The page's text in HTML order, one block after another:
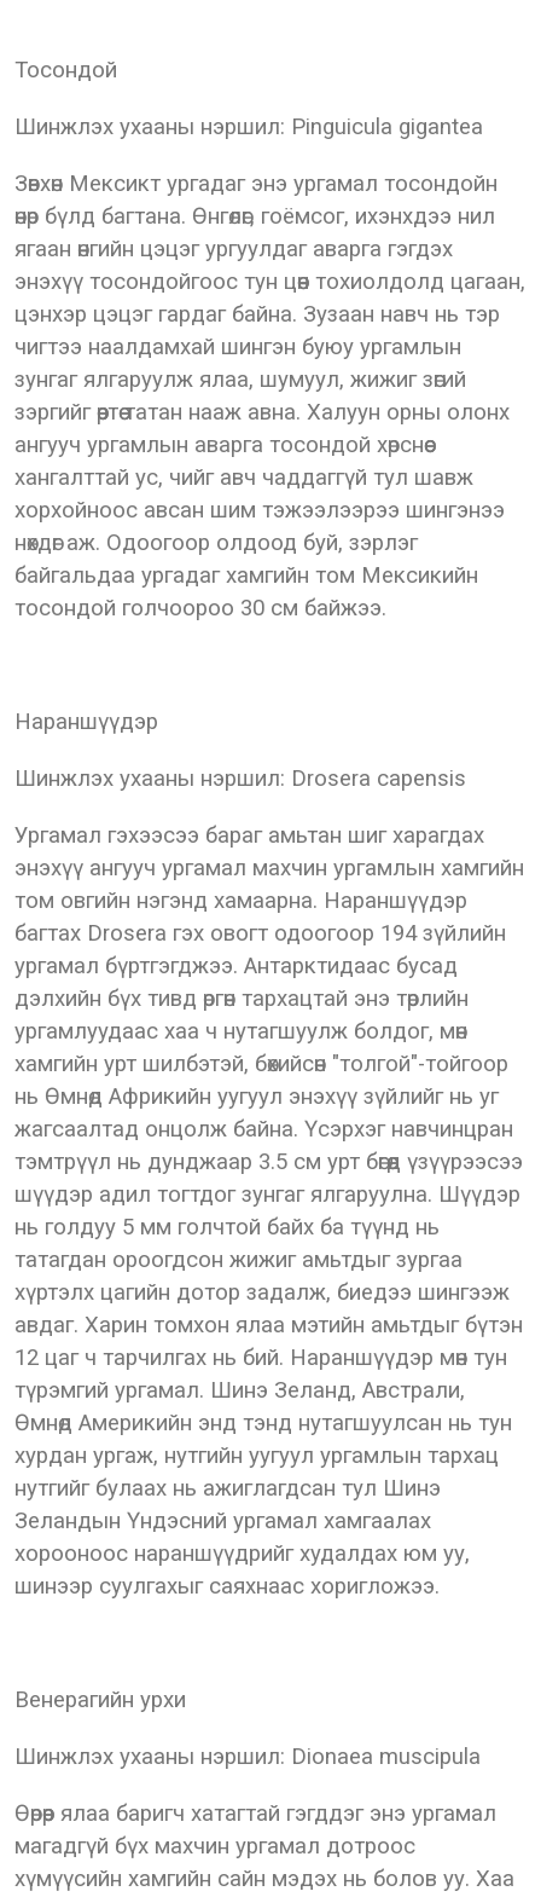
Тосондой
Шинжлэх ухааны нэршил: Pinguicula gigantea
Зөвхөн Мексикт ургадаг энэ ургамал тосондойн
өнөр бүлд багтана. Өнгөлөг, гоёмсог, ихэнхдээ нил
ягаан өнгийн цэцэг ургуулдаг аварга гэгдэх
энэхүү тосондойгоос тун цөөн тохиолдолд цагаан,
цэнхэр цэцэг гардаг байна. Зузаан навч нь тэр
чигтээ наалдамхай шингэн буюу ургамлын
зунгаг ялгаруулж ялаа, шумуул, жижиг зөгий
зэргийг өөртөө татан нааж авна. Халуун орны олонх
ангууч ургамлын аварга тосондой хөрснөөс
хангалттай ус, чийг авч чаддаггүй тул шавж
хорхойноос авсан шим тэжээлээрээ шингэнээ
нөхдөг аж. Одоогоор олдоод буй, зэрлэг
байгальдаа ургадаг хамгийн том Мексикийн
тосондой голчоороо 30 см байжээ.
Нараншүүдэр
Шинжлэх ухааны нэршил: Drosera capensis
Ургамал гэхээсээ бараг амьтан шиг харагдах
энэхүү ангууч ургамал махчин ургамлын хамгийн
том овгийн нэгэнд хамаарна. Нараншүүдэр
багтах Drosera гэх овогт одоогоор 194 зүйлийн
ургамал бүртгэгджээ. Антарктидаас бусад
дэлхийн бүх тивд өргөн тархацтай энэ төрлийн
ургамлуудаас хаа ч нутагшуулж болдог, мөн
хамгийн урт шилбэтэй, бөхийсөн "толгой"-тойгоор
нь Өмнөд Африкийн уугуул энэхүү зүйлийг нь уг
жагсаалтад онцолж байна. Үсэрхэг навчинцран
тэмтрүүл нь дунджаар 3.5 см урт бөгөөд үзүүрээсээ
шүүдэр адил тогтдог зунгаг ялгаруулна. Шүүдэр
нь голдуу 5 мм голчтой байх ба түүнд нь
татагдан ороогдсон жижиг амьтдыг зургаа
хүртэлх цагийн дотор задалж, биедээ шингээж
авдаг. Харин томхон ялаа мэтийн амьтдыг бүтэн
12 цаг ч тарчилгах нь бий. Нараншүүдэр мөн тун
түрэмгий ургамал. Шинэ Зеланд, Австрали,
Өмнөд Америкийн энд тэнд нутагшуулсан нь тун
хурдан ургаж, нутгийн уугуул ургамлын тархац
нутгийг булаах нь ажиглагдсан тул Шинэ
Зеландын Үндэсний ургамал хамгаалах
хорооноос нараншүүдрийг худалдах юм уу,
шинээр суулгахыг саяхнаас хоригложээ.
Венерагийн урхи
Шинжлэх ухааны нэршил: Dionaea muscipulа
Өөрөөр ялаа баригч хатагтай гэгддэг энэ ургамал
магадгүй бүх махчин ургамал дотроос
хүмүүсийн хамгийн сайн мэдэх нь болов уу. Хаа